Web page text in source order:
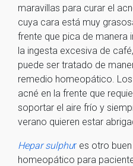
maravillas para curar el
cuya cara está muy
frente que pica de manera
la ingesta excesiva de
puede ser tratado de
remedio homeopático.
acné en la frente que
soportar el aire frío y
verano quieren estar
Hepar sulphur es otro
homeopático para